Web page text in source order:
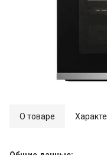
О товаре